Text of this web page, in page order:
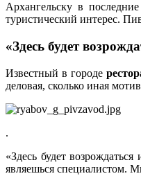
Архангельску в
туристический интерес.
«Здесь будет
Известный в городе
деловая, сколько иная
.
«Здесь будет
являешься специалистом.